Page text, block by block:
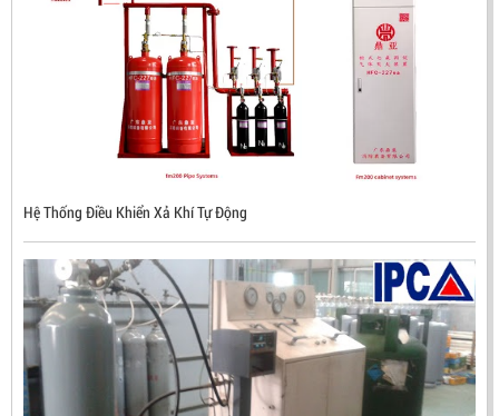
ĐẦU BÁO LỬA CHỐNG NỔ CHỐNG NƯỚC UV/IR- UX300
NHẬP KHẨU HÀN QUỐC
LIÊN HỆ
Mã sản phẩm: UX300
Hệ Thống Điều Khiển Xả Khí Tự Động